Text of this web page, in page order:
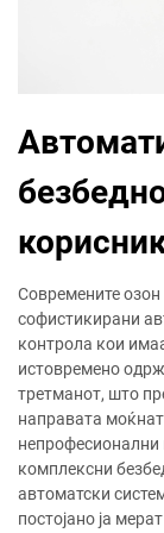
Современите
софистикирани
контрола кои
истовремено
третманот, што
направата
комплексни
автоматски
постојано ја